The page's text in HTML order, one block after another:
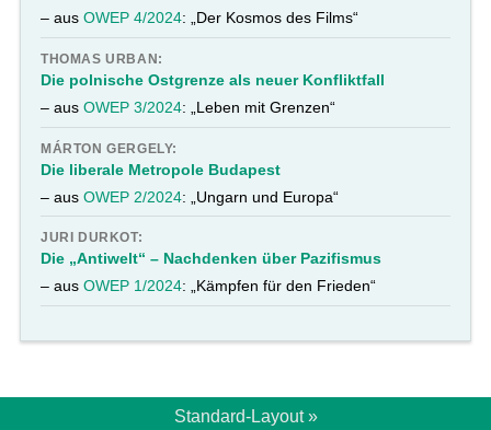
– ausOWEP 4/2024: „Der Kosmos des Films“
THOMAS URBAN:
Die polnische Ostgrenze als neuer Konfliktfall
– ausOWEP 3/2024: „Leben mit Grenzen“
MÁRTON GERGELY:
Die liberale Metropole Budapest
– ausOWEP 2/2024: „Ungarn und Europa“
JURI DURKOT:
Die „Antiwelt“ – Nachdenken über Pazifismus
– ausOWEP 1/2024: „Kämpfen für den Frieden“
Standard-Layout »